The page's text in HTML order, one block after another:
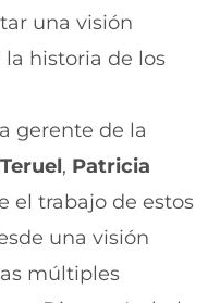
una visión
la historia de los
gerente de la
, Patricia
el trabajo de estos
una visión
múltiples